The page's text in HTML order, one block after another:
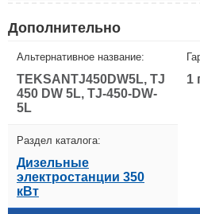
Дополнительно
Альтернативное название:
TEKSANTJ450DW5L, TJ
450 DW 5L, TJ-450-DW-
5L
1
Раздел каталога:
Дизельные
электростанции 350
кВт